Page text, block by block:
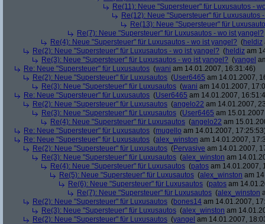
Re(11): Neue "Supersteuer" für Luxusautos -
Re(12): Neue "Supersteuer" für Luxusautos
Re(13): Neue "Supersteuer" für
Re(7): Neue "Supersteuer" für Luxusautos - wo ist yangel?
Re(4): Neue "Supersteuer" für Luxusautos - wo ist yangel? (heldiz
Re(2): Neue "Supersteuer" für Luxusautos - wo ist yangel? (heldiz am
Re(3): Neue "Supersteuer" für Luxusautos - wo ist yangel? (yangel
Re: Neue "Supersteuer" für Luxusautos (wani am 14.01.2007, 16:31:46)
Re(2): Neue "Supersteuer" für Luxusautos (User6465 am 14.01.2007,
Re(3): Neue "Supersteuer" für Luxusautos (wani am 14.01.2007,
Re: Neue "Supersteuer" für Luxusautos (User6465 am 14.01.2007,
Re(2): Neue "Supersteuer" für Luxusautos (angelo22 am 14.01.2007,
Re(3): Neue "Supersteuer" für Luxusautos (User6465 am
Re(4): Neue "Supersteuer" für Luxusautos (angelo22 am
Re: Neue "Supersteuer" für Luxusautos (mugello am 14.01.2007,
Re: Neue "Supersteuer" für Luxusautos (alex_winston am 14.01.2007,
Re(2): Neue "Supersteuer" für Luxusautos (Pervasive am 14.01.2007,
Re(3): Neue "Supersteuer" für Luxusautos (alex_winston am
Re(4): Neue "Supersteuer" für Luxusautos (patos am 14.01.2007,
Re(5): Neue "Supersteuer" für Luxusautos (alex_winston am
Re(6): Neue "Supersteuer" für Luxusautos (patos am
Re(7): Neue "Supersteuer" für Luxusautos (alex_winston
Re(2): Neue "Supersteuer" für Luxusautos (bones14 am 14.01.2007,
Re(3): Neue "Supersteuer" für Luxusautos (alex_winston am
Re(2): Neue "Supersteuer" für Luxusautos (yangel am 14.01.2007,